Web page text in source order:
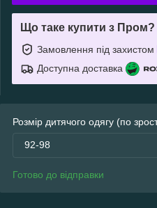
Що таке купити з Пром?
Замовлення під захистом
Доступна доставка
Розмір дитячого одягу (по
92-98
Готово до відправки